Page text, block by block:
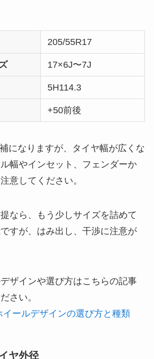
205/55R17
17×6J〜7J
5H114.3
+50前後
になりますが、タイヤ幅が広くな
幅やインセット、フェンダーか
意してください。
なら、もう少しサイズを詰めて
すが、はみ出し、干渉に注意が
ザインや選び方はこちらの記事
さい。
イールデザインの選び方と種類
ヤ外径